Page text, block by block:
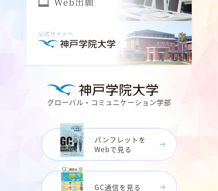
グローバル・コミュニケーション学部
パンフレットを
Webで見る
GC通信を見る